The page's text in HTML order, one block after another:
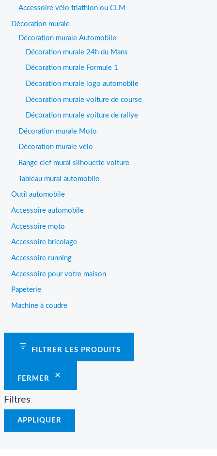
Accessoire vélo triathlon ou CLM
Décoration murale
Décoration murale Automobile
Décoration murale 24h du Mans
Décoration murale Formule 1
Décoration murale logo automobile
Décoration murale voiture de course
Décoration murale voiture de rallye
Décoration murale Moto
Décoration murale vélo
Range clef mural silhouette voiture
Tableau mural automobile
Outil automobile
Accessoire automobile
Accessoire moto
Accessoire bricolage
Accessoire running
Accessoire pour votre maison
Papeterie
Machine à coudre
FILTRER LES PRODUITS
FERMER
Filtres
APPLIQUER